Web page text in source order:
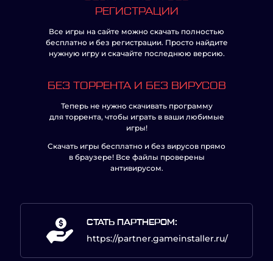
РЕГИСТРАЦИИ
Все игры на сайте можно скачать полностью
бесплатно и без регистрации. Просто найдите
нужную игру и скачайте последнюю версию.
БЕЗ ТОРРЕНТА И БЕЗ ВИРУСОВ
Теперь не нужно скачивать программу
для торрента, чтобы играть в ваши любимые
игры!
Скачать игры бесплатно и без вирусов прямо
в браузере! Все файлы проверены
антивирусом.
СТАТЬ ПАРТНЕРОМ:
https://partner.gameinstaller.ru/